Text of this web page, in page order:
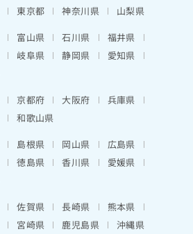
東京都 神奈川県
山梨県
富山県 石川県
福井県
岐阜県 静岡県
愛知県
京都府 大阪府
兵庫県
和歌山県
島根県 岡山県
広島県
徳島県 香川県
愛媛県
佐賀県 長崎県
熊本県
宮崎県 鹿児島県 沖縄県